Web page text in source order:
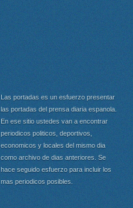
Las portadas es un esfuerzo presentar
las portadas del prensa diaria espanola.
En ese sitio ustedes van a encontrar
periodicos politicos, deportivos,
economicos y locales del mismo dia
como archivo de dias anteriores. Se
hace seguido esfuerzo para incluir los
mas periodicos posibles.